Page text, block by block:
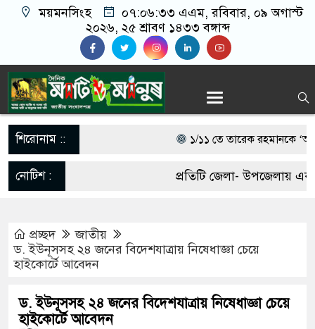
ময়মনসিংহ ০৭:০৬:৩৪ এএম, রবিবার, ০৯ অগাস্ট
২০২৬, ২৫ শ্রাবণ ১৪৩৩ বঙ্গাব্দ
শিরোনাম :: ১/১১ তে তারেক রহমানকে
চিফ প্রসিকিউটর
সরকারের কাজে কোনো গাফিলতি
নোটিশ :
প্রতিটি জেলা- উপজেলায়
প্রচ্ছদ
জাতীয়
ড. ইউনূসসহ ২৪ জনের বিদেশযাত্রায় নিষেধাজ্ঞা চেয়ে
হাইকোর্টে আবেদন
ড. ইউনূসসহ ২৪ জনের বিদেশযাত্রায় নিষেধাজ্ঞা চেয়ে
হাইকোর্টে আবেদন